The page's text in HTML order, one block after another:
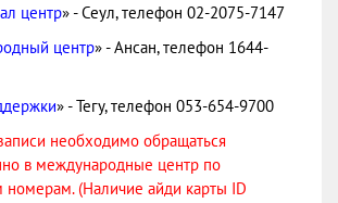
центр» - Сеул, телефон 02-2075-7147
центр» - Ансан, телефон 1644-
» - Тегу, телефон 053-654-9700
необходимо обращаться
в международные центр по
(Наличие айди карты ID